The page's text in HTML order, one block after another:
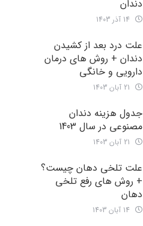
دندان
علت درد بعد از کشیدن
دندان + روش های درمان
دارویی و خانگی
جدول هزینه دندان
مصنوعی در سال 1403
علت تلخی دهان چیست؟
+ روش های رفع تلخی
دهان